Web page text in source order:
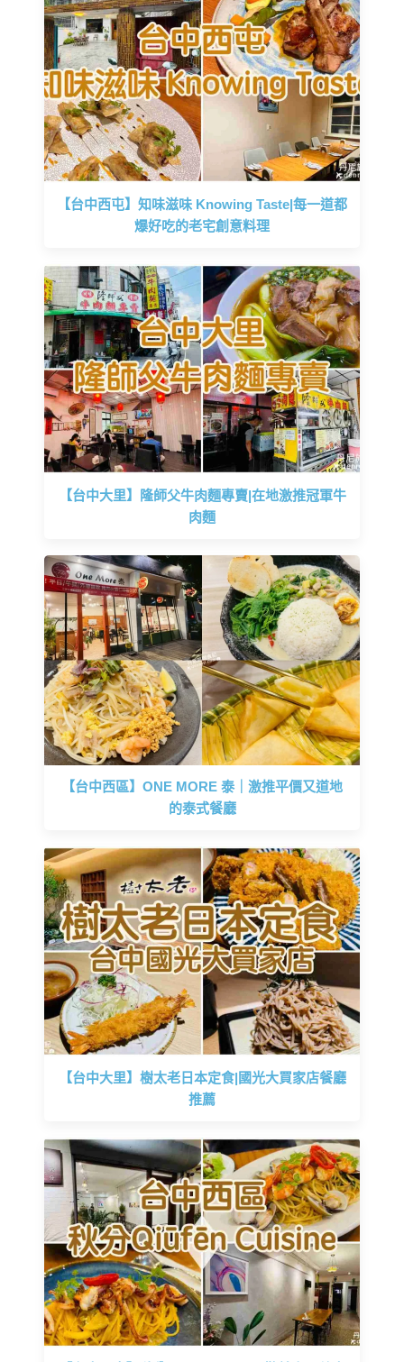
【台中西屯】知味滋味 Knowing Taste|每一道都
爆好吃的老宅創意料理
【台中大里】隆師父牛肉麵專賣|在地激推冠軍牛
肉麵
【台中西區】ONE MORE 泰｜激推平價又道地
的泰式餐廳
【台中大里】樹太老日本定食|國光大買家店餐廳
推薦